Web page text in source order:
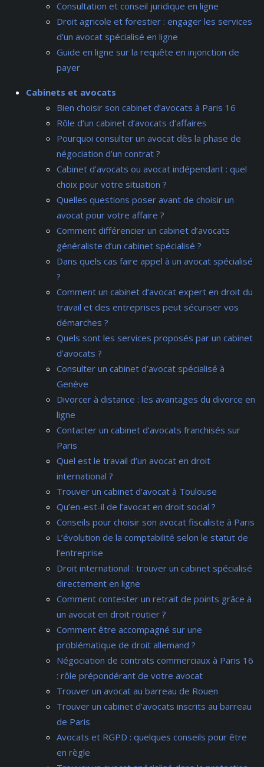
Consultation et conseil juridique en ligne
Droit agricole et forestier : engager les services
d’un avocat spécialisé en ligne
Guide en ligne sur la requête en injonction de
payer
Cabinets et avocats
Bien choisir son cabinet d’avocats à Paris 16
Rôle d’un cabinet d’avocats d’affaires
Pourquoi consulter un avocat dès la phase de
négociation d’un contrat ?
Cabinet d’avocats ou avocat indépendant : quel
choix pour votre situation ?
Quelles questions poser avant de choisir un
avocat pour votre affaire ?
Comment différencier un cabinet d’avocats
généraliste d’un cabinet spécialisé ?
Dans quels cas faire appel à un avocat spécialisé
?
Comment un cabinet d’avocat expert en droit du
travail et des entreprises peut sécuriser vos
démarches ?
Quels sont les services proposés par un cabinet
d’avocats ?
Consulter un cabinet d’avocat spécialisé à
Genève
Divorcer à distance : les avantages du divorce en
ligne
Contacter un cabinet d’avocats franchisés sur
Paris
Quel est le travail d’un avocat en droit
international ?
Trouver un cabinet d’avocat à Toulouse
Qu’en-est-il de l’avocat en droit social ?
Conseils pour choisir son avocat fiscaliste à Paris
L’évolution de la comptabilité selon le statut de
l’entreprise
Droit international : trouver un cabinet spécialisé
directement en ligne
Comment contester un retrait de points grâce à
un avocat en droit routier ?
Comment être accompagné sur une
problématique de droit allemand ?
Négociation de contrats commerciaux à Paris 16
: rôle prépondérant de votre avocat
Trouver un avocat au barreau de Rouen
Trouver un cabinet d’avocats inscrits au barreau
de Paris
Avocats et RGPD : quelques conseils pour être
en règle